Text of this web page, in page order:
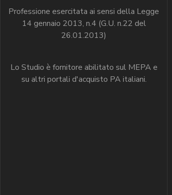
Professione esercitata ai sensi della Legge
14 gennaio 2013, n.4 (G.U. n.22 del
26.01.2013)
Lo Studio è fornitore abilitato sul MEPA e
su altri portali d'acquisto PA italiani.